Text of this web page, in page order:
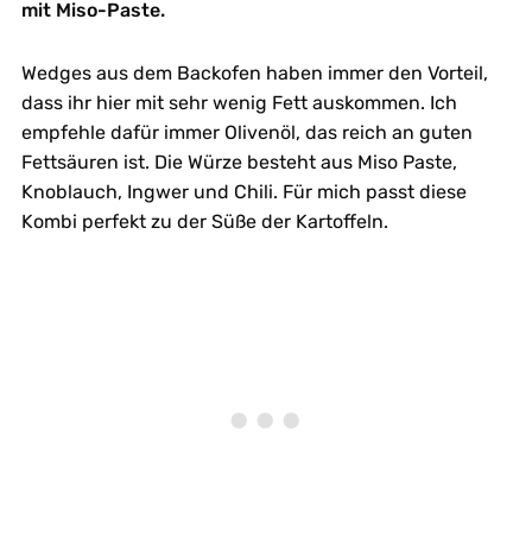
mit Miso-Paste.
Wedges aus dem Backofen haben immer den Vorteil,
dass ihr hier mit sehr wenig Fett auskommen. Ich
empfehle dafür immer Olivenöl, das reich an guten
Fettsäuren ist. Die Würze besteht aus Miso Paste,
Knoblauch, Ingwer und Chili. Für mich passt diese
Kombi perfekt zu der Süße der Kartoffeln.